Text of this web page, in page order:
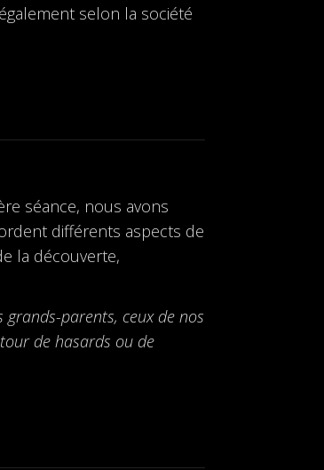
selon la société
séance, nous avons
différents aspects de
la découverte,
grands-parents, ceux de nos
de hasards ou de